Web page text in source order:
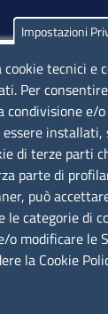
Olbia
| 0789 69580
9,00 - 12,00;
Industria,
Impostazioni
tecnici e
Per
e/
installati,
di terze parti
parte di
può
le categorie di
o modificare le
la Cookie